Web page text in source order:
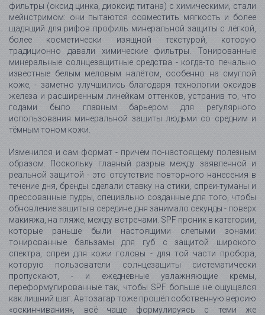
фильтры (оксид цинка, диоксид титана) с химическими, стали
мейнстримом: они пытаются совместить мягкость и более
щадящий для рифов профиль минеральной защиты с лёгкой,
более косметически изящной текстурой, которую
традиционно давали химические фильтры. Тонированные
минеральные солнцезащитные средства - когда-то печально
известные белым меловым налётом, особенно на смуглой
коже, - заметно улучшились благодаря технологии оксидов
железа и расширенным линейкам оттенков, устранив то, что
годами было главным барьером для регулярного
использования минеральной защиты людьми со средним и
тёмным тоном кожи.
Изменился и сам формат - причём по-настоящему полезным
образом. Поскольку главный разрыв между заявленной и
реальной защитой - это отсутствие повторного нанесения в
течение дня, бренды сделали ставку на стики, спреи-туманы и
прессованные пудры, специально созданные для того, чтобы
обновление защиты в середине дня занимало секунды - поверх
макияжа, на пляже, между встречами. SPF проник в категории,
которые раньше были настоящими слепыми зонами:
тонированные бальзамы для губ с защитой широкого
спектра, спреи для кожи головы - для той части пробора,
которую пользователи солнцезащиты систематически
пропускают, - и ежедневные увлажняющие кремы,
переформулированные так, чтобы SPF больше не ощущался
как лишний шаг. Автозагар тоже прошёл собственную версию
«оскинчивания», всё чаще формулируясь с теми же